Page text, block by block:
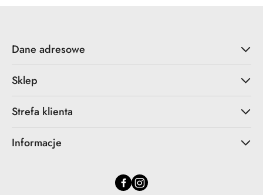
Dane adresowe
Sklep
Strefa klienta
Informacje